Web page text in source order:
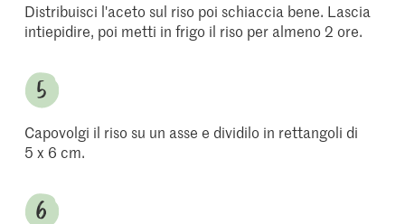
Distribuisci l'aceto sul riso poi schiaccia bene. Lascia
intiepidire, poi metti in frigo il riso per almeno 2 ore.
Capovolgi il riso su un asse e dividilo in rettangoli di
5 x 6 cm.